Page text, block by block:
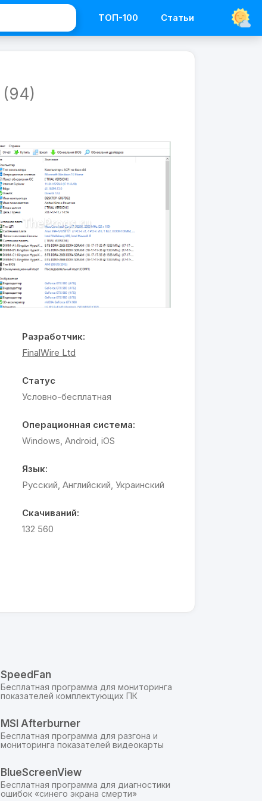
ТОП-100 Статьи
(94)
Разработчик:
FinalWire Ltd
Статус
Условно-бесплатная
Операционная система:
Windows, Android, iOS
Язык:
Русский, Английский, Украинский
Скачиваний:
132 560
SpeedFan
Бесплатная программа для мониторинга
показателей комплектующих ПК
MSI Afterburner
Бесплатная программа для разгона и
мониторинга показателей видеокарты
BlueScreenView
Бесплатная программа для диагностики
ошибок «синего экрана смерти»